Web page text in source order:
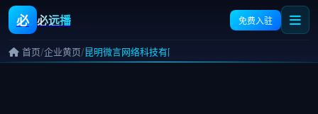
必 必远播 免费入驻
首页/企业黄页/昆明微言网络科技有限公司